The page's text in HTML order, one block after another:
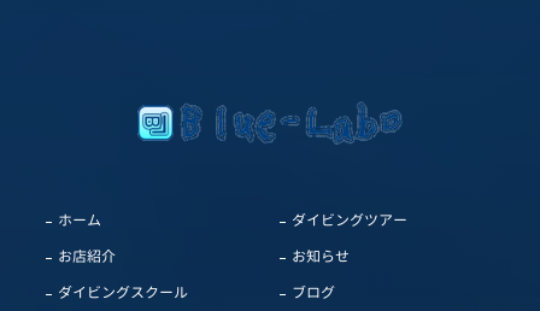
ホーム
お店紹介
ダイビングスクール
ダイビングツアー
お知らせ
ブログ